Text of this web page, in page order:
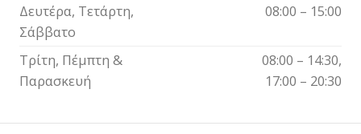
Δευτέρα, Τετάρτη,
Σάββατο
08:00 – 15:00
Τρίτη, Πέμπτη &
Παρασκευή
08:00 – 14:30,
17:00 – 20:30